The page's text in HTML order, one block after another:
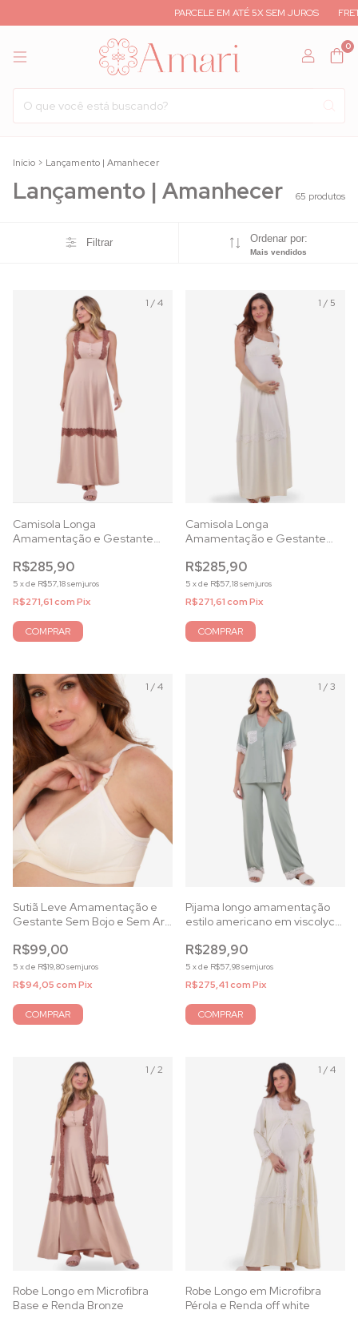
PARCELE EM ATÉ 5X SEM JUROS FRETE GRÁTIS A
0
Início > Lançamento | Amanhecer
Lançamento | Amanhecer 65 produtos
Filtrar Ordenar por:
Mais vendidos
1 /4
Camisola Longa
Amamentação e Gestante
Bronze
R$285,90
5 xde R$57,18sem juros
R$271,61comPix
COMPRAR
1 / 5
Camisola Longa
Amamentação e Gestante
Off White
R$285,90
5 xde R$57,18sem juros
R$271,61comPix
COMPRAR
1 /4
Sutiã Leve Amamentação e
Gestante Sem Bojo e Sem Aro
R$99,00
5 xde R$19,80sem juros
R$94,05comPix
COMPRAR
1 /3
Pijama longo amamentação
estilo americano em viscolycra
R$289,90
5 xde R$57,98sem juros
R$275,41comPix
COMPRAR
1 /2
Robe Longo em Microfibra
Base e Renda Bronze
1 /4
Robe Longo em Microfibra
Pérola e Renda off white